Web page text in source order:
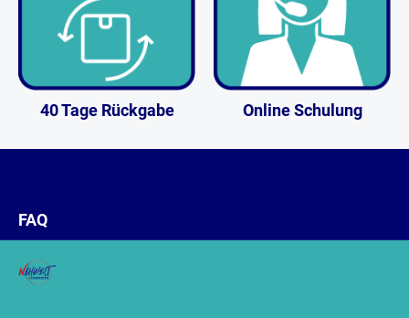
40 Tage Rückgabe Online Schulung
FAQ